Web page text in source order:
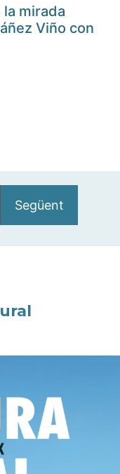
la mirada
Viño con
Següent